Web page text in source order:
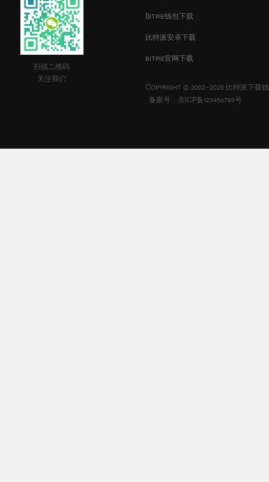
扫描二维码
关注我们
Bitpie钱包下载
比特派安卓下载
bitpie官网下载
Copyright © 2002-2025 比特派下载
备案号：京ICP备123456789号